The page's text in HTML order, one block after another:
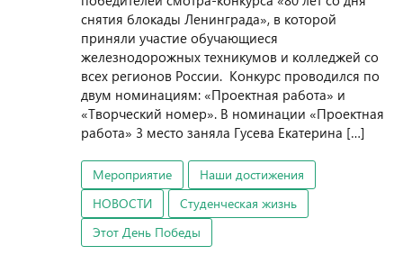
снятия блокады Ленинграда», в которой
приняли участие обучающиеся
железнодорожных техникумов и колледжей со
всех регионов России. Конкурс проводился по
двум номинациям: «Проектная работа» и
«Творческий номер». В номинации «Проектная
работа» 3 место заняла Гусева Екатерина […]
Мероприятие
Наши достижения
НОВОСТИ
Студенческая жизнь
Этот День Победы